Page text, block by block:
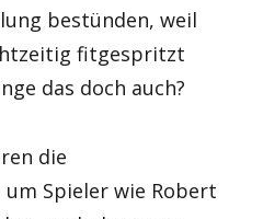
bestünden, weil
fitgespritzt
das doch auch?
die
Spieler wie Robert